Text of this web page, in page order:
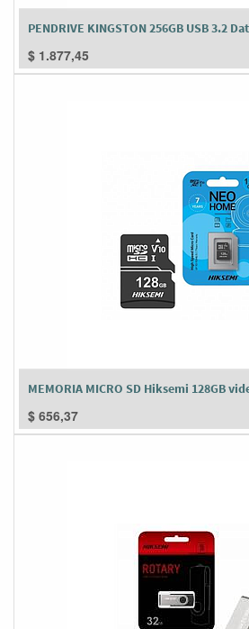
PENDRIVE KINGSTON 256GB USB 3.2
$ 1.877,45
MEMORIA MICRO SD Hiksemi 128GB
$ 656,37